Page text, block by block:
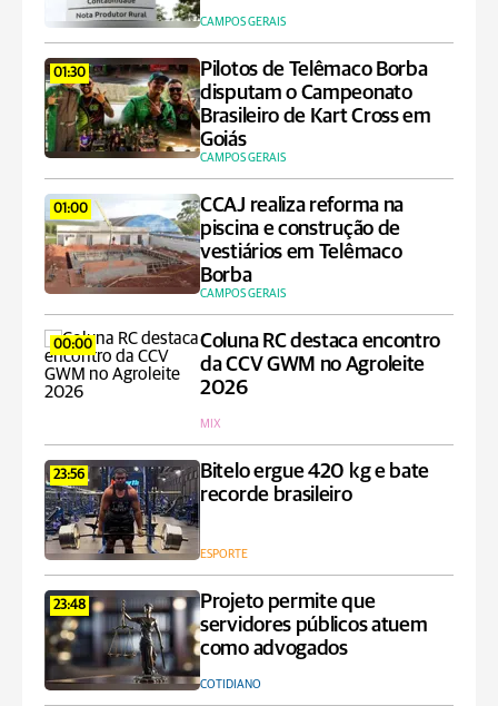
CAMPOS GERAIS
01:30
Pilotos de Telêmaco Borba
disputam o Campeonato
Brasileiro de Kart Cross em
Goiás
CAMPOS GERAIS
01:00
CCAJ realiza reforma na
piscina e construção de
vestiários em Telêmaco
Borba
CAMPOS GERAIS
00:00
Coluna RC destaca encontro
da CCV GWM no Agroleite
2026
MIX
23:56
Bitelo ergue 420 kg e bate
recorde brasileiro
ESPORTE
23:48
Projeto permite que
servidores públicos atuem
como advogados
COTIDIANO